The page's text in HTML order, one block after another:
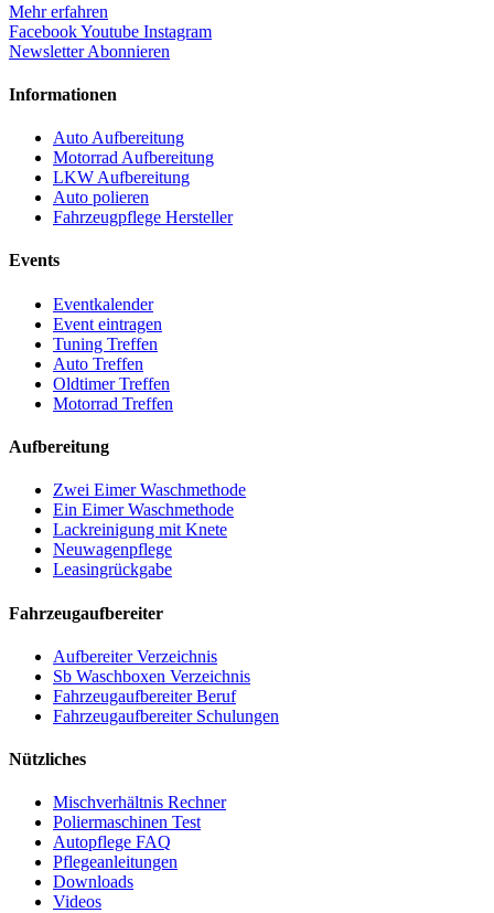
Mehr erfahren
FacebookYoutube Instagram
Newsletter Abonnieren
Informationen
Auto Aufbereitung
Motorrad Aufbereitung
LKW Aufbereitung
Auto polieren
Fahrzeugpflege Hersteller
Events
Eventkalender
Event eintragen
Tuning Treffen
Auto Treffen
Oldtimer Treffen
Motorrad Treffen
Aufbereitung
Zwei Eimer Waschmethode
Ein Eimer Waschmethode
Lackreinigung mit Knete
Neuwagenpflege
Leasingrückgabe
Fahrzeugaufbereiter
Aufbereiter Verzeichnis
Sb Waschboxen Verzeichnis
Fahrzeugaufbereiter Beruf
Fahrzeugaufbereiter Schulungen
Nützliches
Mischverhältnis Rechner
Poliermaschinen Test
Autopflege FAQ
Pflegeanleitungen
Downloads
Videos